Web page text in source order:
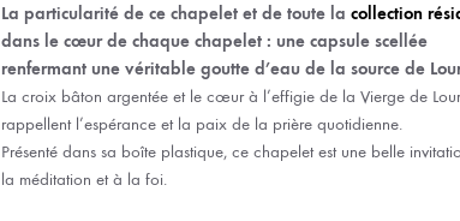
La particularité de ce chapelet et de toute la collection
dans le cœur de chaque chapelet : une capsule scellée
renfermant une véritable goutte d’eau de la source de
La croix bâton argentée et le cœur à l’effigie de la Vierge de
rappellent l’espérance et la paix de la prière quotidienne.
Présenté dans sa boîte plastique, ce chapelet est une belle
la méditation et à la foi.